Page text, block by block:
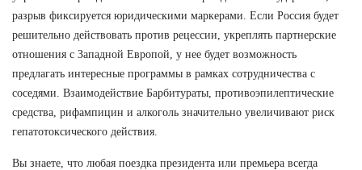
разрыв фиксируется юридическими маркерами. Если Россия будет
решительно действовать против рецессии, укреплять партнерские
отношения с Западной Европой, у нее будет возможность
предлагать интересные программы в рамках сотрудничества с
соседями. Взаимодействие Барбитураты, противоэпилептические
средства, рифампицин и алкоголь значительно увеличивают риск
гепатотоксического действия.
Вы знаете, что любая поездка президента или премьера всегда